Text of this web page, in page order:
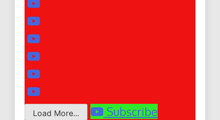
Load More... Subscribe